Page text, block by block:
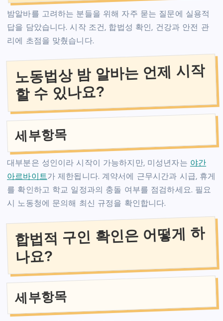
밤알바를 고려하는 분들을 위해 자주 묻는 질문에 실용적
답을 담았습니다. 시작 조건, 합법성 확인, 건강과 안전 관
리에 초점을 맞췄습니다.
노동법상 밤 알바는 언제 시작
할 수 있나요?
세부항목
대부분은 성인이라 시작이 가능하지만, 미성년자는 야간
아르바이트가 제한됩니다. 계약서에 근무시간과 시급, 휴게
를 확인하고 학교 일정과의 충돌 여부를 점검하세요. 필요
시 노동청에 문의해 최신 규정을 확인합니다.
합법적 구인 확인은 어떻게 하
나요?
세부항목